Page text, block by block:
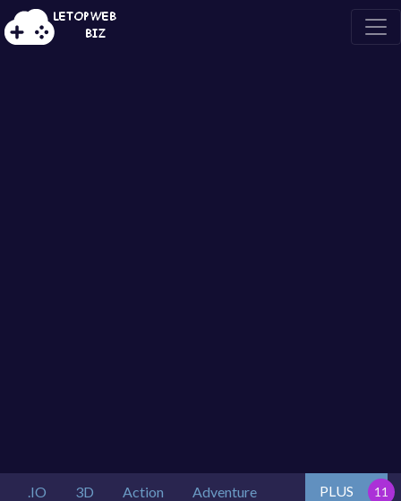
.IO 3D Action Adventure PLUS